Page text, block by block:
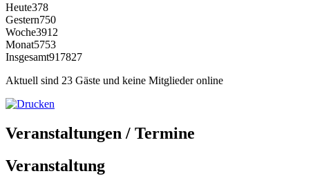
Heute378
Gestern750
Woche3912
Monat5753
Insgesamt917827
Aktuell sind 23 Gäste und keine Mitglieder online
Veranstaltungen / Termine
Veranstaltung